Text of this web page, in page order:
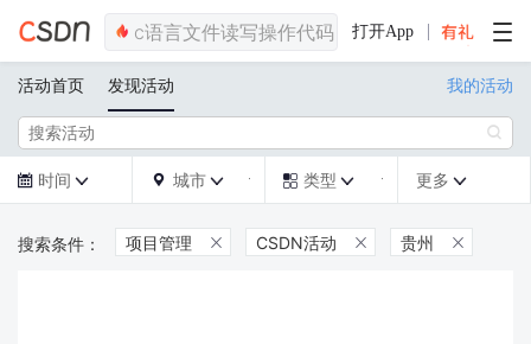
打开App
活动首页 发现活动 我的活动

 时间   城市   类型  更多 
项目管理  CSDN活动  贵州 